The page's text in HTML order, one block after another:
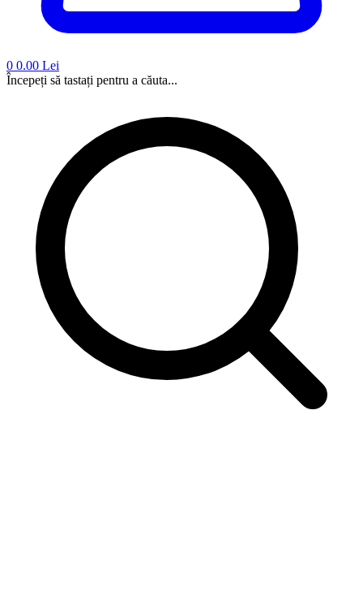
0 0.00 Lei
Începeți să tastați pentru a căuta...